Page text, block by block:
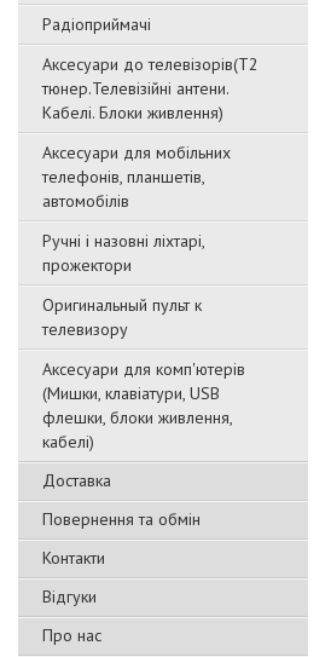
Радіоприймачі
Аксесуари до телевізорів(T2
тюнер.Телевізійні антени.
Кабелі. Блоки живлення)
Аксесуари для мобільних
телефонів, планшетів,
автомобілів
Ручні і назовні ліхтарі,
прожектори
Оригинальный пульт к
телевизору
Аксесуари для комп'ютерів
(Мишки, клавіатури, USB
флешки, блоки живлення,
кабелі)
Доставка
Повернення та обмін
Контакти
Відгуки
Про нас